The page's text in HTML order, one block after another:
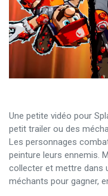
Une petite vidéo pour
petit trailer ou des
Les personnages
peinture leurs ennemis.
collecter et mettre dans
méchants pour gagner,